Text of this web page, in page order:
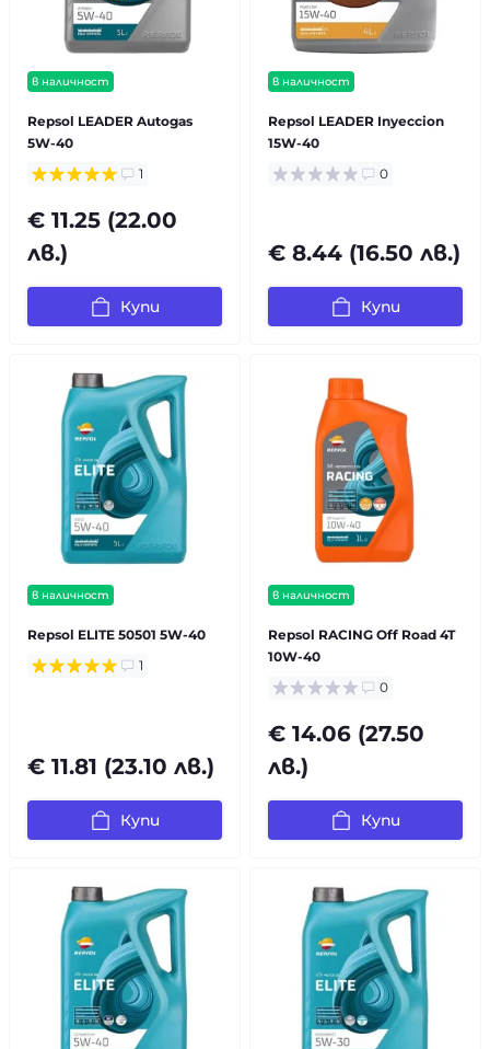
в наличност
Repsol LEADER Autogas
5W-40
1
€ 11.25 (22.00
лв.)
Купи
в наличност
Repsol LEADER Inyeccion
15W-40
0
€ 8.44 (16.50 лв.)
Купи
в наличност
Repsol ELITE 50501 5W-40
1
€ 11.81 (23.10 лв.)
Купи
в наличност
Repsol RACING Off Road 4T
10W-40
0
€ 14.06 (27.50
лв.)
Купи